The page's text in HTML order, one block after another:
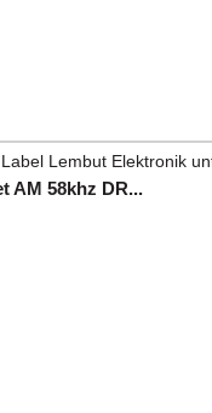
AM 58khz DR...